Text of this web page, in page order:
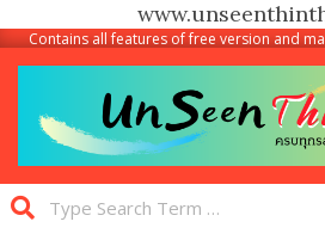
SkipContains all features of free version and
Unseen
Thinthai